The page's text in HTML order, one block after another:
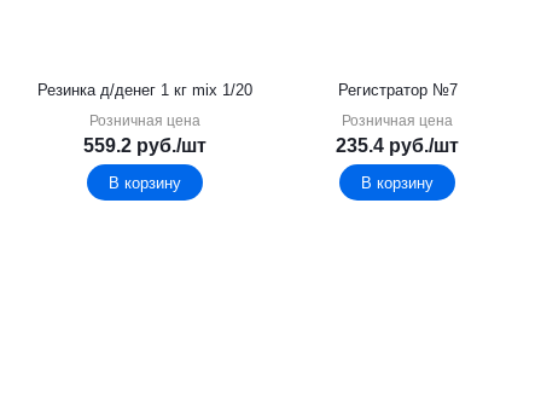
Резинка д/денег 1 кг mix 1/20
Розничная цена
559.2 руб./шт
В корзину
Регистратор №7
Розничная цена
235.4 руб./шт
В корзину